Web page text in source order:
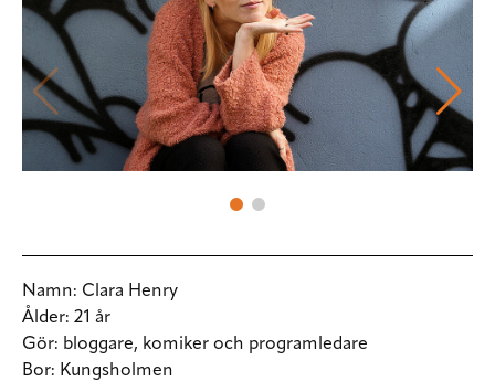
Namn: Clara Henry
Ålder: 21 år
Gör: bloggare, komiker och programledare
Bor: Kungsholmen